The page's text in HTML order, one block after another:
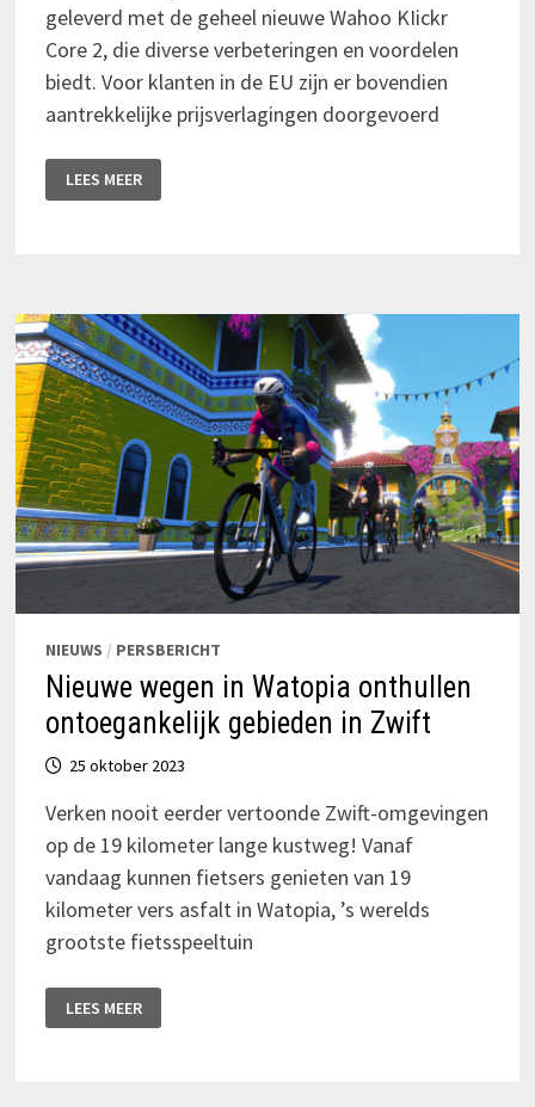
geleverd met de geheel nieuwe Wahoo KIickr
Core 2, die diverse verbeteringen en voordelen
biedt. Voor klanten in de EU zijn er bovendien
aantrekkelijke prijsverlagingen doorgevoerd
RIDE
NOG
LEES MEER
NIEUWS / PERSBERICHT
Nieuwe wegen in Watopia onthullen
ontoegankelijk gebieden in Zwift
25 oktober 2023
Verken nooit eerder vertoonde Zwift-omgevingen
op de 19 kilometer lange kustweg! Vanaf
vandaag kunnen fietsers genieten van 19
kilometer vers asfalt in Watopia, ’s werelds
grootste fietsspeeltuin
WEGEN
IN
LEES MEER